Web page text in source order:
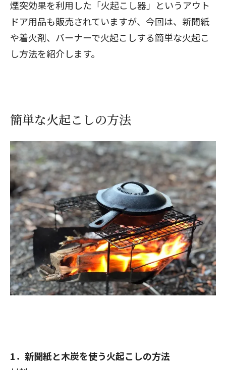
煙突効果を利用した「火起こし器」というアウト
ドア用品も販売されていますが、今回は、新聞紙
や着火剤、バーナーで火起こしする簡単な火起こ
し方法を紹介します。
簡単な火起こしの方法
1．新聞紙と木炭を使う火起こしの方法